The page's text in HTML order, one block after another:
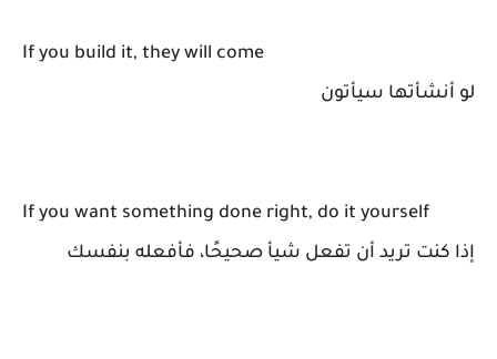
If you build it, they will come
لو أنشأتها سيأتون
If you want something done right, do it yourself
إذا كنت تريد أن تفعل شيأ صحيحًا، فأفعله بنفسك